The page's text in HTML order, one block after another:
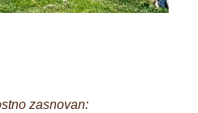
zasnovan: